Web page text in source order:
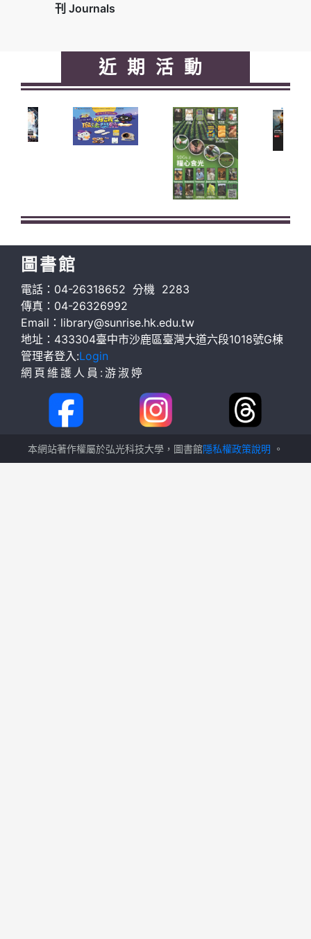
刊 Journals
近期活動
圖書館
電話：04-26318652 分機 2283
傳真：04-26326992
Email：library@sunrise.hk.edu.tw
地址：433304臺中市沙鹿區臺灣大道六段1018號G棟
管理者登入:Login
網頁維護人員:游淑婷
本網站著作權屬於弘光科技大學，圖書館隱私權政策說明 。